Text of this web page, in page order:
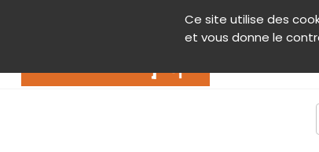
Ce site utilise des
et vous donne le
Contenu Aide et accessibilité